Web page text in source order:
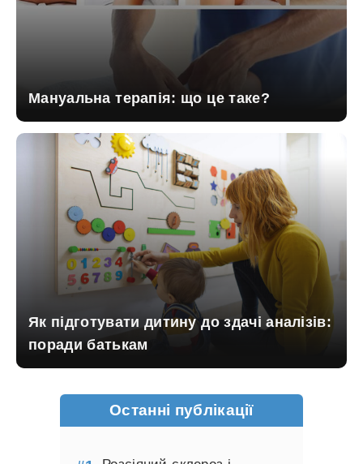
Мануальна терапія: що це таке?
Як підготувати дитину до здачі аналізів:
поради батькам
Останні публікації